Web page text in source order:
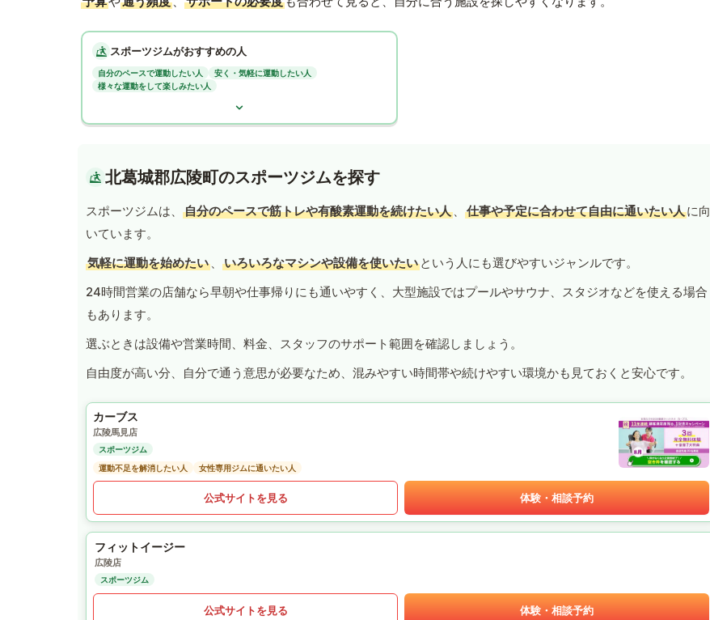
スポーツジムがおすすめの人
自分のペースで運動したい人
安く・気軽に運動したい人
様々な運動をして楽しみたい人
北葛城郡広陵町のスポーツジムを探す
スポーツジムは、 自分のペースで筋トレや有酸素運動を続けたい人 、 仕事や予定に合わせて自由に通いたい人に向
いています。
気軽に運動を始めたい 、 いろいろなマシンや設備を使いたい という人にも選びやすいジャンルです。
24時間営業の店舗なら早朝や仕事帰りにも通いやすく、大型施設ではプールやサウナ、スタジオなどを使える場合
もあります。
選ぶときは設備や営業時間、料金、スタッフのサポート範囲を確認しましょう。
自由度が高い分、自分で通う意思が必要なため、混みやすい時間帯や続けやすい環境かも見ておくと安心です。
カーブス
広陵馬見店
スポーツジム
運動不足を解消したい人
女性専用ジムに通いたい人
公式サイトを見る 体験・相談予約
フィットイージー
広陵店
スポーツジム
公式サイトを見る 体験・相談予約